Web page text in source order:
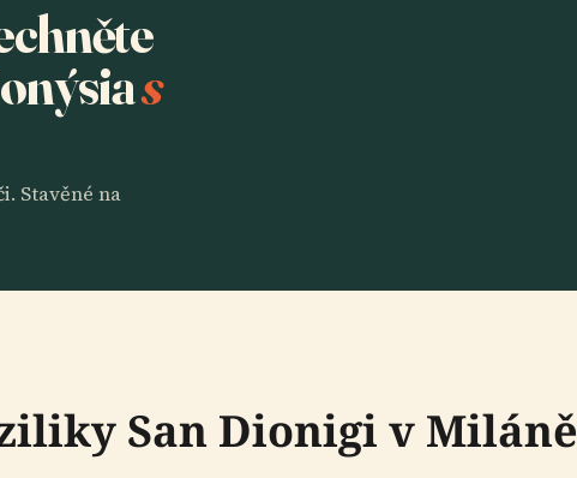
s
Stavěné na
San Dionigi v Miláně